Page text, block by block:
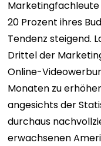
20 Prozent ihres
Tendenz steigend.
Drittel der
Online-
Monaten zu
angesichts der
durchaus
erwachsenen